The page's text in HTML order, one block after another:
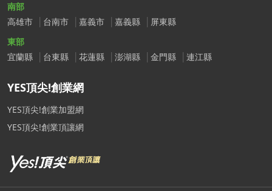
南部
高雄市
台南市 嘉義市 嘉義縣
屏東縣
東部
宜蘭縣
台東縣 花蓮縣 澎湖縣 金門縣 連江縣
YES頂尖!創業網
YES頂尖!創業加盟網
YES頂尖!創業頂讓網